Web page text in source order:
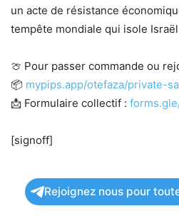
un acte de résistance
tempête mondiale qui isole
🍈 Pour passer commande ou
📦 mypips.app/otefaza/private-
📩 Formulaire collectif :
[signoff]
Rejoignez nous pour